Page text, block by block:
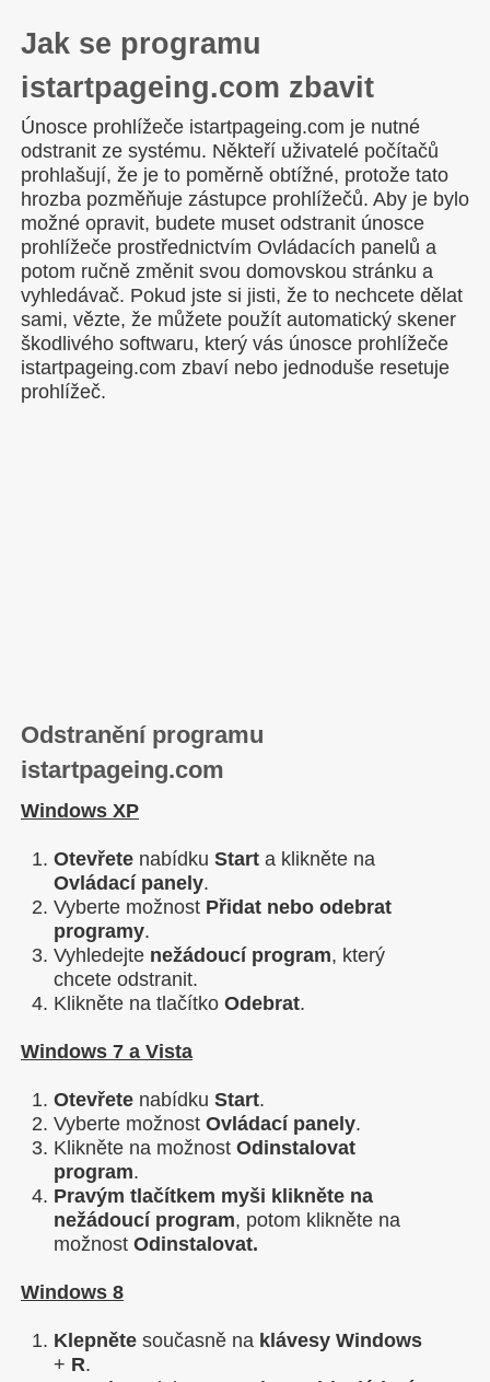
Jak se programu
istartpageing.com zbavit
Únosce prohlížeče istartpageing.com je nutné
odstranit ze systému. Někteří uživatelé počítačů
prohlašují, že je to poměrně obtížné, protože tato
hrozba pozměňuje zástupce prohlížečů. Aby je bylo
možné opravit, budete muset odstranit únosce
prohlížeče prostřednictvím Ovládacích panelů a
potom ručně změnit svou domovskou stránku a
vyhledávač. Pokud jste si jisti, že to nechcete dělat
sami, vězte, že můžete použít automatický skener
škodlivého softwaru, který vás únosce prohlížeče
istartpageing.com zbaví nebo jednoduše resetuje
prohlížeč.
Odstranění programu
istartpageing.com
Windows XP
Otevřete nabídku Start a klikněte na
Ovládací panely.
Vyberte možnost Přidat nebo odebrat
programy.
Vyhledejte nežádoucí program, který
chcete odstranit.
Klikněte na tlačítko Odebrat.
Windows 7 a Vista
Otevřete nabídku Start.
Vyberte možnost Ovládací panely.
Klikněte na možnost Odinstalovat
program.
Pravým tlačítkem myši klikněte na
nežádoucí program, potom klikněte na
možnost Odinstalovat.
Windows 8
Klepněte současně na klávesy Windows
+ R.